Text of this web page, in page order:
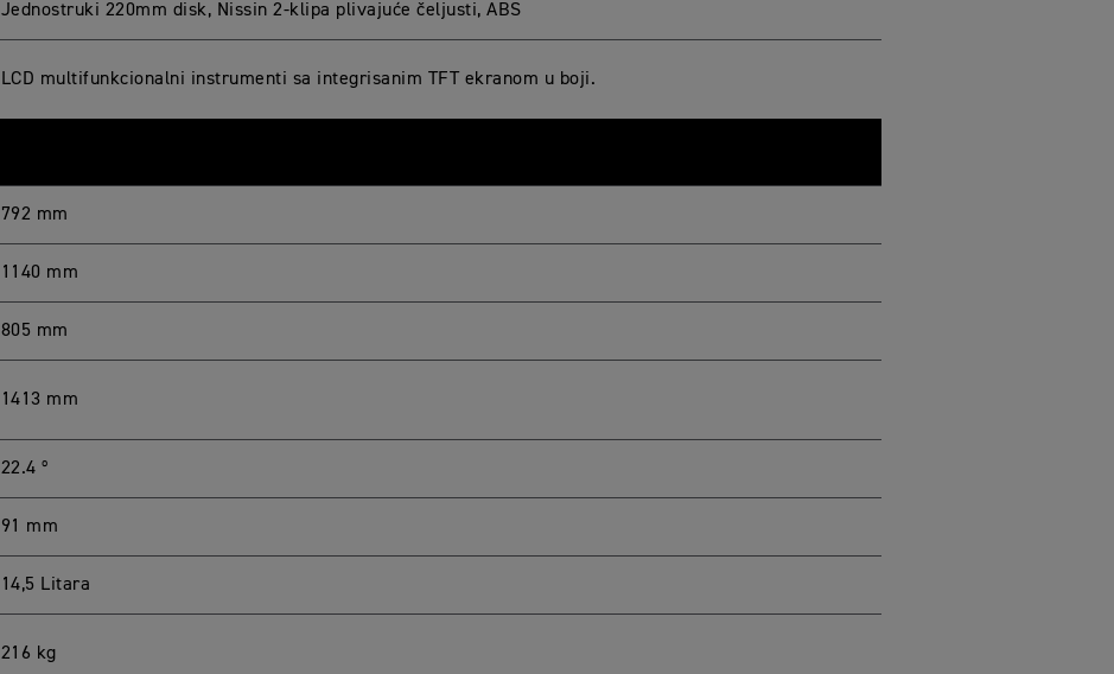
Jednostruki 220mm disk, Nissin 2-klipa plivajuće čeljusti, ABS
LCD multifunkcionalni instrumenti sa integrisanim TFT ekranom u boji.
792 mm
1140 mm
805 mm
1413 mm
22.4 º
91 mm
14,5 Litara
216 kg